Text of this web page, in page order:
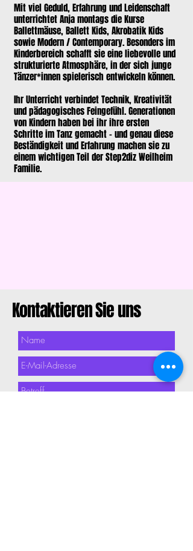
Mit viel Geduld, Erfahrung und Leidenschaft
unterrichtet Anja montags die Kurse
Ballettmäuse, Ballett Kids, Akrobatik Kids
sowie Modern / Contemporary. Besonders im
Kinderbereich schafft sie eine liebevolle und
strukturierte Atmosphäre, in der sich junge
Tänzer*innen spielerisch entwickeln können.
Ihr Unterricht verbindet Technik, Kreativität
und pädagogisches Feingefühl. Generationen
von Kindern haben bei ihr ihre ersten
Schritte im Tanz gemacht – und genau diese
Beständigkeit und Erfahrung machen sie zu
einem wichtigen Teil der Step2diz Weilheim
Familie.
Kontaktieren Sie uns